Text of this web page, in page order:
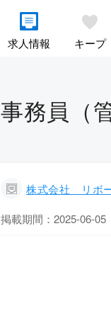
求人情報 キープ
事務員（
株式会社 リボ
掲載期間：2025-06-05